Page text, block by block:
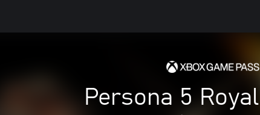
Persona 5 Royal